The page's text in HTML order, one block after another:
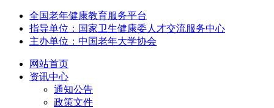
全国老年健康教育服务平台
指导单位：国家卫生健康委人才交流服务中心
主办单位：中国老年大学协会
网站首页
资讯中心
通知公告
政策文件